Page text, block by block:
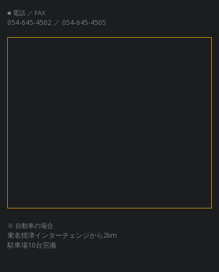
■ 電話 ／ FAX
054-645-4502 ／ 054-645-4505
※ 自動車の場合
東名焼津インターチェンジから2km
駐車場10台完備